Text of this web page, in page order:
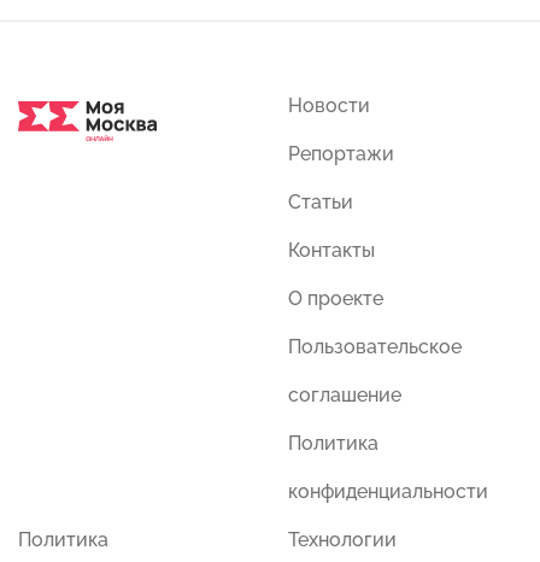
Новости
Репортажи
Статьи
Контакты
О проекте
Пользовательское
соглашение
Политика
конфиденциальности
Политика Технологии